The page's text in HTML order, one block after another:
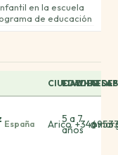
en la escuela
de educación
oficialmente ya
CIUDAD
EDADESREDES
España Arico5 a 7
años